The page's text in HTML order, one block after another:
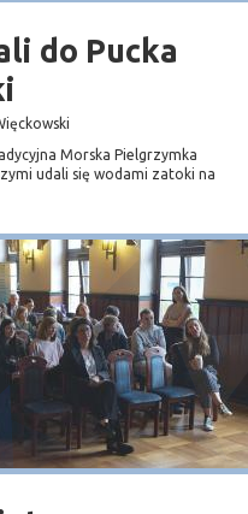
do Pucka
Morska Pielgrzymka
udali się wodami zatoki na